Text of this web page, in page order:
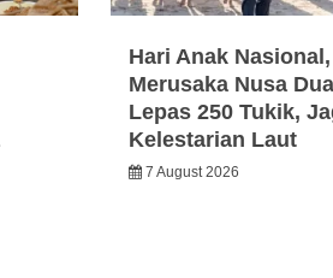
Hari Anak Nasional,
Merusaka Nusa Dua
Lepas 250 Tukik,
Kelestarian Laut
7 August 2026